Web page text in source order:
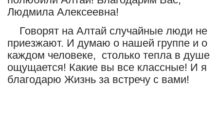
Людмила Алексеевна!
Говорят на Алтай случайные люди не
приезжают. И думаю о нашей группе и о
каждом человеке, столько тепла в душе
ощущается! Какие вы все классные! И я
благодарю Жизнь за встречу с вами!